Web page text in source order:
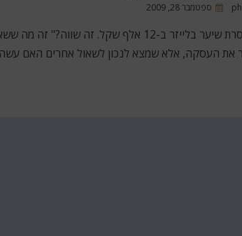
פורסםספטמבר 28, 2009
את העסקה, אלא שמצא לנכון לשאול אחרים האם עשה